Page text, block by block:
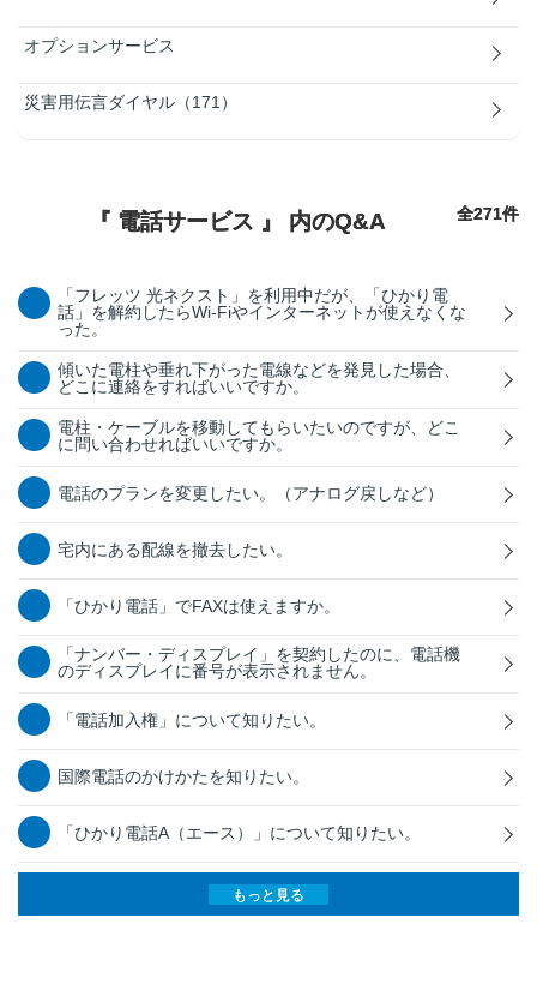
オプションサービス
災害用伝言ダイヤル（171）
『 電話サービス 』 内のQ&A 全271件
「フレッツ 光ネクスト」を利用中だが、「ひかり電
話」を解約したらWi-Fiやインターネットが使えなくな
った。
傾いた電柱や垂れ下がった電線などを発見した場合、
どこに連絡をすればいいですか。
電柱・ケーブルを移動してもらいたいのですが、どこ
に問い合わせればいいですか。
電話のプランを変更したい。（アナログ戻しなど）
宅内にある配線を撤去したい。
「ひかり電話」でFAXは使えますか。
「ナンバー・ディスプレイ」を契約したのに、電話機
のディスプレイに番号が表示されません。
「電話加入権」について知りたい。
国際電話のかけかたを知りたい。
「ひかり電話A（エース）」について知りたい。
もっと見る